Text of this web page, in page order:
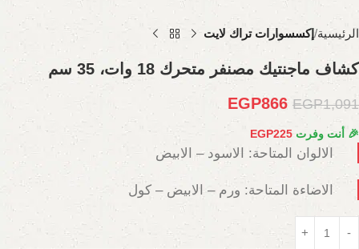
الرئيسية إكسسوارات تراك لايت
كشاف ماجنتيك مصنفر متحرك 18 وات، 35 سم
EGP1,091
EGP866
🎉 أنت وفرت EGP225
الالوان المتاحة: الاسود – الابيض
الاضاءة المتاحة: ورم – الابيض – كول